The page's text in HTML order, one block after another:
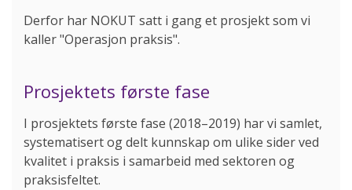
Derfor har NOKUT satt i gang et prosjekt som vi
kaller "Operasjon praksis".
Prosjektets første fase
I prosjektets første fase (2018–2019) har vi samlet,
systematisert og delt kunnskap om ulike sider ved
kvalitet i praksis i samarbeid med sektoren og
praksisfeltet.